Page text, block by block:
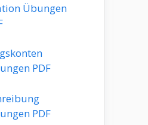
Übungen
PDF
PDF